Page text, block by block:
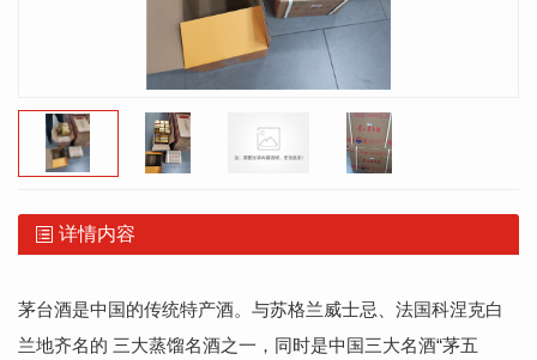
详情内容
茅台酒是中国的传统特产酒。与苏格兰威士忌、法国科涅克白
兰地齐名的 三大蒸馏名酒之一，同时是中国三大名酒“茅五